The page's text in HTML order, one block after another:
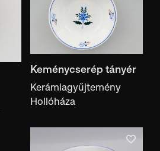
Keménycserép tányér
Kerámiagyűjtemény
Hollóháza